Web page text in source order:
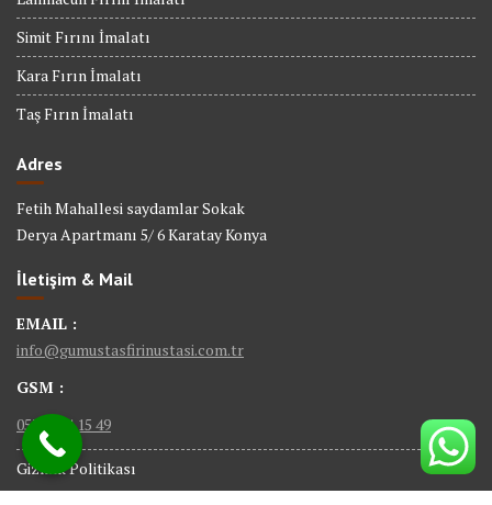
Simit Fırını İmalatı
Kara Fırın İmalatı
Taş Fırın İmalatı
Adres
Fetih Mahallesi saydamlar Sokak
Derya Apartmanı 5/ 6 Karatay Konya
İletişim & Mail
EMAIL :
info@gumustasfirinustasi.com.tr
GSM :
0535 884 15 49
Gizlilik Politikası